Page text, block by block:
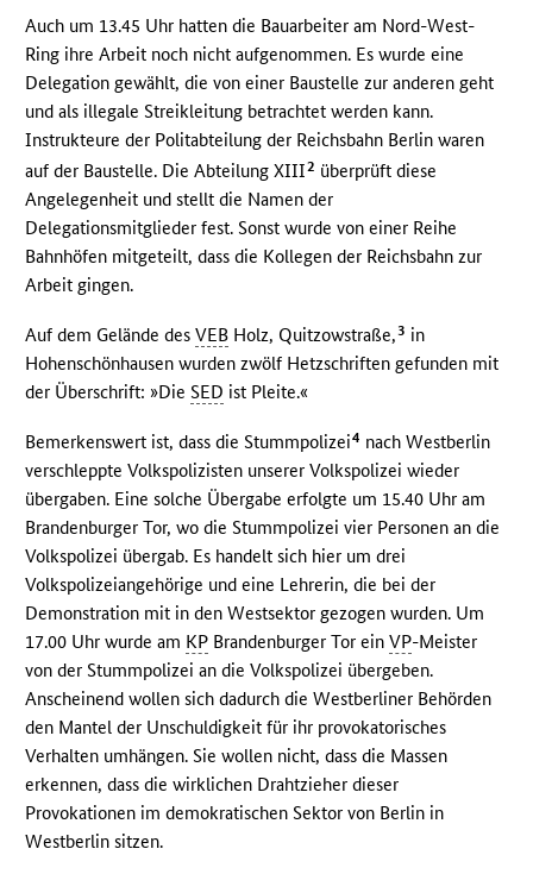
Auch um 13.45 Uhr hatten die Bauarbeiter am Nord-West-
Ring ihre Arbeit noch nicht aufgenommen. Es wurde eine
Delegation gewählt, die von einer Baustelle zur anderen geht
und als illegale Streikleitung betrachtet werden kann.
Instrukteure der Politabteilung der Reichsbahn Berlin waren
auf der Baustelle. Die Abteilung XIII2 überprüft diese
Angelegenheit und stellt die Namen der
Delegationsmitglieder fest. Sonst wurde von einer Reihe
Bahnhöfen mitgeteilt, dass die Kollegen der Reichsbahn zur
Arbeit gingen.
Auf dem Gelände desVEB Holz, Quitzowstraße,3 in
Hohenschönhausen wurden zwölf Hetzschriften gefunden mit
der Überschrift: »DieSED ist Pleite.«
Bemerkenswert ist, dass die Stummpolizei4 nach Westberlin
verschleppte Volkspolizisten unserer Volkspolizei wieder
übergaben. Eine solche Übergabe erfolgte um 15.40 Uhr am
Brandenburger Tor, wo die Stummpolizei vier Personen an die
Volkspolizei übergab. Es handelt sich hier um drei
Volkspolizeiangehörige und eine Lehrerin, die bei der
Demonstration mit in den Westsektor gezogen wurden. Um
17.00 Uhr wurde am KP Brandenburger Tor einVP-Meister
von der Stummpolizei an die Volkspolizei übergeben.
Anscheinend wollen sich dadurch die Westberliner Behörden
den Mantel der Unschuldigkeit für ihr provokatorisches
Verhalten umhängen. Sie wollen nicht, dass die Massen
erkennen, dass die wirklichen Drahtzieher dieser
Provokationen im demokratischen Sektor von Berlin in
Westberlin sitzen.